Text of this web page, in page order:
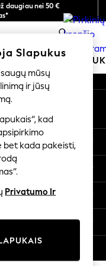
daugiau nei 50 €
kalba!
0
Slapukus
mūsų
ir jūsų
kad
bet kada pakeisti,
Privatumo Ir